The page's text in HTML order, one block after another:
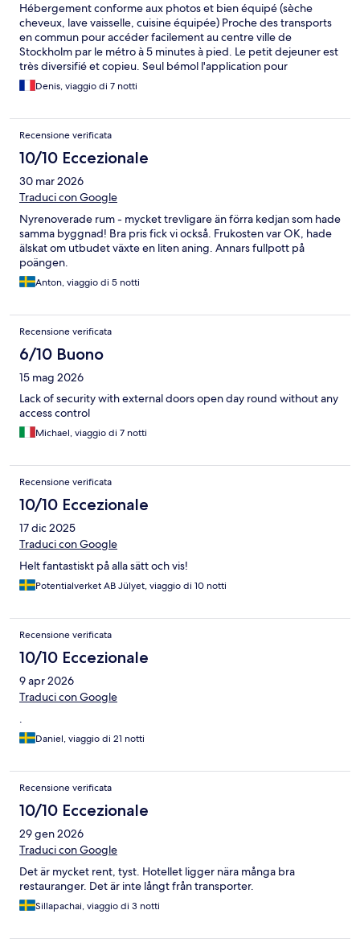
Hébergement conforme aux photos et bien équipé (sèche
cheveux, lave vaisselle, cuisine équipée) Proche des transports
en commun pour accéder facilement au centre ville de
Stockholm par le métro à 5 minutes à pied. Le petit dejeuner est
très diversifié et copieu. Seul bémol l'application pour
l'ouverture des portes qui ne fonctionne pas toujours très bien
sur la porte de la chambre (pour les téléphones android)
Denis, viaggio di 7 notti
Recensione verificata
10/10 Eccezionale
30 mar 2026
Traduci con Google
Nyrenoverade rum - mycket trevligare än förra kedjan som hade
samma byggnad! Bra pris fick vi också. Frukosten var OK, hade
älskat om utbudet växte en liten aning. Annars fullpott på
poängen.
Anton, viaggio di 5 notti
Recensione verificata
6/10 Buono
15 mag 2026
Lack of security with external doors open day round without any
access control
Michael, viaggio di 7 notti
Recensione verificata
10/10 Eccezionale
17 dic 2025
Traduci con Google
Helt fantastiskt på alla sätt och vis!
Potentialverket AB Jülyet, viaggio di 10 notti
Recensione verificata
10/10 Eccezionale
9 apr 2026
Traduci con Google
.
Daniel, viaggio di 21 notti
Recensione verificata
10/10 Eccezionale
29 gen 2026
Traduci con Google
Det är mycket rent, tyst. Hotellet ligger nära många bra
restauranger. Det är inte långt från transporter.
Sillapachai, viaggio di 3 notti